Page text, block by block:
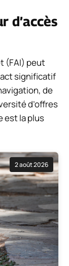
d’accès
(FAI) peut
significatif
de
d’offres
est la plus
2 août 2026